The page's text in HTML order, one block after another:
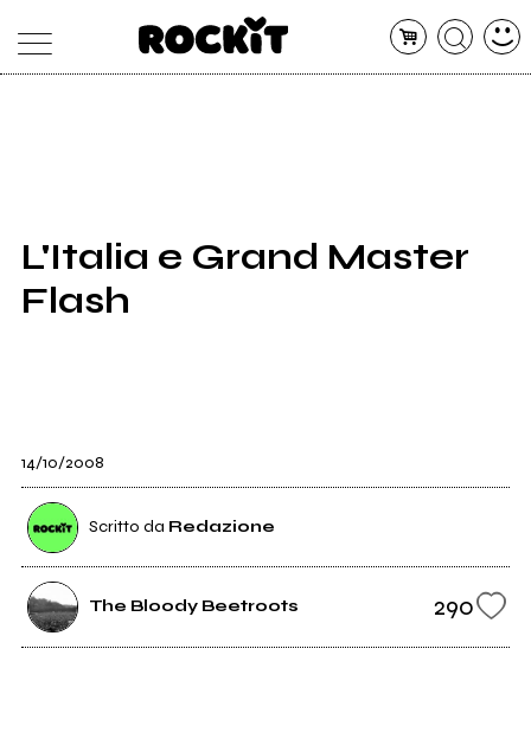
SHOP
RADIO
L'Italia e Grand Master
Flash
14/10/2008
Scritto da Redazione
The Bloody Beetroots 290